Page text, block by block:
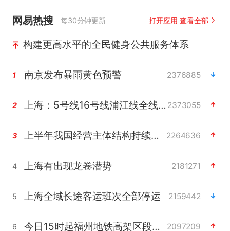
网易热搜 每30分钟更新 打开应用 查看全部
构建更高水平的全民健身公共服务体系
1 南京发布暴雨黄色预警 2376885
2 上海：5号线16号线浦江线全线停运 2373055
3 上半年我国经营主体结构持续优化 2264636
4 上海有出现龙卷潜势 2181271
5 上海全域长途客运班次全部停运 2159442
6 今日15时起福州地铁高架区段停运 2097209